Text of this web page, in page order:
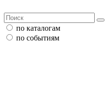
по каталогам
по событиям